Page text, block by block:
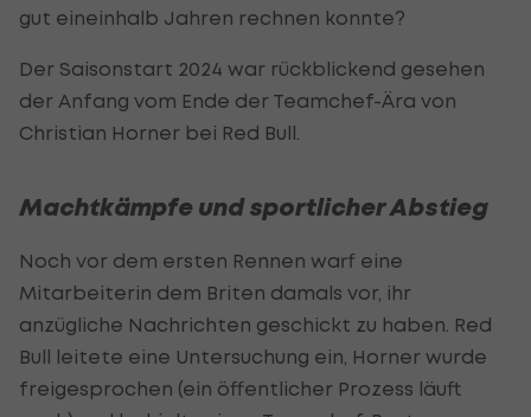
gut eineinhalb Jahren rechnen konnte?
Der Saisonstart 2024 war rückblickend gesehen
der Anfang vom Ende der Teamchef-Ära von
Christian Horner bei Red Bull.
Machtkämpfe und sportlicher Abstieg
Noch vor dem ersten Rennen warf eine
Mitarbeiterin dem Briten damals vor, ihr
anzügliche Nachrichten geschickt zu haben. Red
Bull leitete eine Untersuchung ein, Horner wurde
freigesprochen (ein öffentlicher Prozess läuft